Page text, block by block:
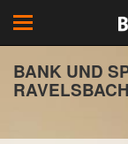
Toggle
navigation
BANK UND
RAVELSBACH